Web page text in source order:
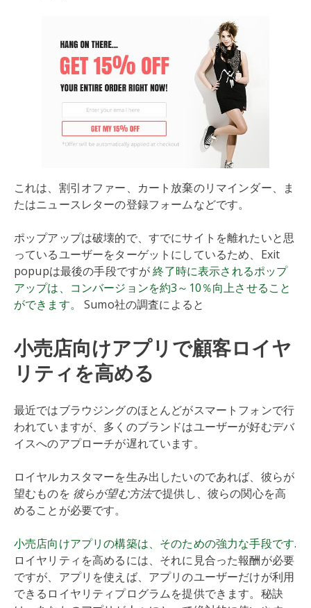
これは、割引オファー、カート放棄のリマインダー、ま
たはニュースレターの登録フォームなどです。
ポップアップは破壊的で、すでにサイトを離れたいと思
っているユーザーをターゲットにしているため、Exit
popupは最後の手段ですが終了時に表示されるポップ
アップは、コンバージョンを約3～10％向上させること
ができます。
Sumo社の調査によると
小売店向けアプリで顧客ロイヤ
リティを高める
最近ではブラウジングのほとんどがスマートフォンで行
われていますが、多くのブランドはユーザーが好むデバ
イスへのアプローチが遅れています。
ロイヤルカスタマーを生み出したいのであれば、彼らが
望むものを 彼らが望む方法で提供し、彼らの関心を高
めることが必要です。
小売店向けアプリの構築は、そのための強力な手段です.
ロイヤリティを高めるには、それに見合った報酬が必要
ですが、アプリを使えば、アプリのユーザーだけが利用
できるロイヤリティプログラムを提供できます。秘訣